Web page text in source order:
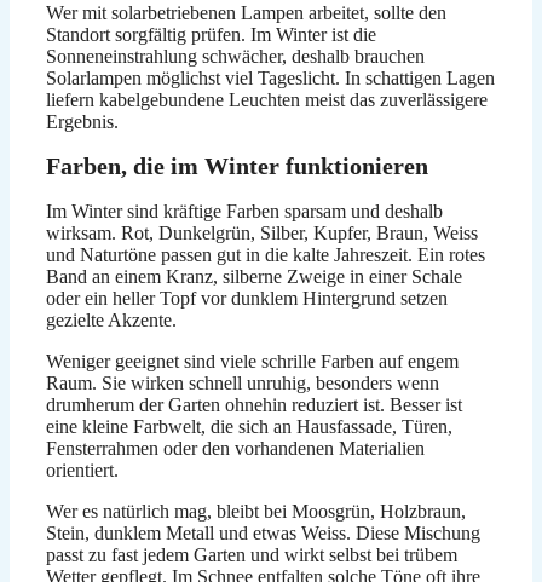
Wer mit solarbetriebenen Lampen arbeitet, sollte den
Standort sorgfältig prüfen. Im Winter ist die
Sonneneinstrahlung schwächer, deshalb brauchen
Solarlampen möglichst viel Tageslicht. In schattigen Lagen
liefern kabelgebundene Leuchten meist das zuverlässigere
Ergebnis.
Farben, die im Winter funktionieren
Im Winter sind kräftige Farben sparsam und deshalb
wirksam. Rot, Dunkelgrün, Silber, Kupfer, Braun, Weiss
und Naturtöne passen gut in die kalte Jahreszeit. Ein rotes
Band an einem Kranz, silberne Zweige in einer Schale
oder ein heller Topf vor dunklem Hintergrund setzen
gezielte Akzente.
Weniger geeignet sind viele schrille Farben auf engem
Raum. Sie wirken schnell unruhig, besonders wenn
drumherum der Garten ohnehin reduziert ist. Besser ist
eine kleine Farbwelt, die sich an Hausfassade, Türen,
Fensterrahmen oder den vorhandenen Materialien
orientiert.
Wer es natürlich mag, bleibt bei Moosgrün, Holzbraun,
Stein, dunklem Metall und etwas Weiss. Diese Mischung
passt zu fast jedem Garten und wirkt selbst bei trübem
Wetter gepflegt. Im Schnee entfalten solche Töne oft ihre